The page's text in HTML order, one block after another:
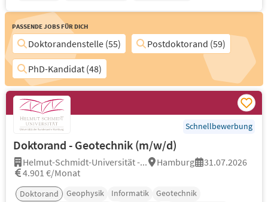
Passende Jobs für Dich
Doktorandenstelle (55)
Postdoktorand (59)
PhD-Kandidat (48)
Schnellbewerbung
Doktorand - Geotechnik (m/w/d)
Helmut-Schmidt-Universität -... Hamburg
31.07.2026
4.901 €/Monat
Doktorand Geophysik Informatik
Geotechnik